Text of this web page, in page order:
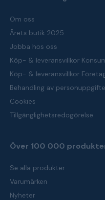
Om oss
Årets butik 2025
Jobba hos oss
Köp- & leveransvillkor
Köp- & leveransvillkor
Behandling av
Cookies
Tillgänglighetsredogörelse
Över 100 000
Se alla produkter
Varumärken
Nyheter